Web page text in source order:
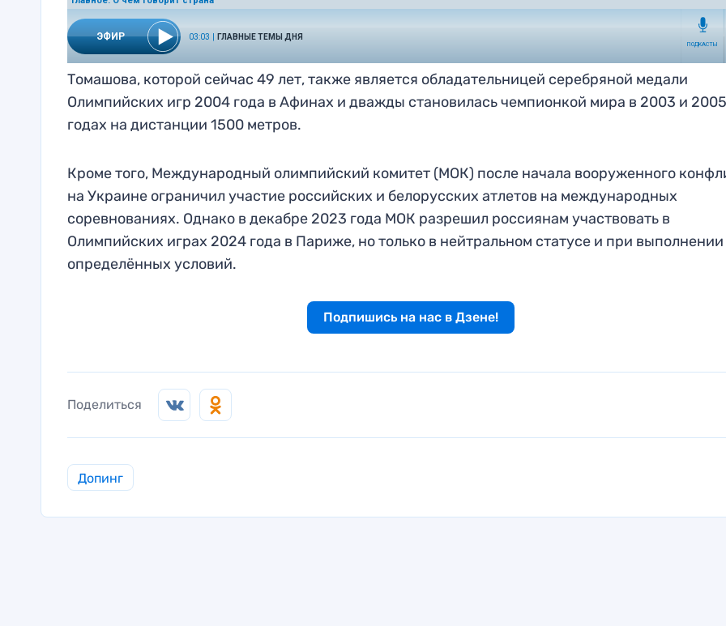
Томашова, которой сейчас 49 лет, также является обладательницей серебряной медали
Олимпийских игр 2004 года в Афинах и дважды становилась чемпионкой мира в 2003 и 2005
годах на дистанции 1500 метров.
Кроме того, Международный олимпийский комитет (МОК) после начала вооруженного
на Украине ограничил участие российских и белорусских атлетов на международных
соревнованиях. Однако в декабре 2023 года МОК разрешил россиянам участвовать в
Олимпийских играх 2024 года в Париже, но только в нейтральном статусе и при выполнении
определённых условий.
Подпишись на нас в Дзене!
Поделиться
Допинг